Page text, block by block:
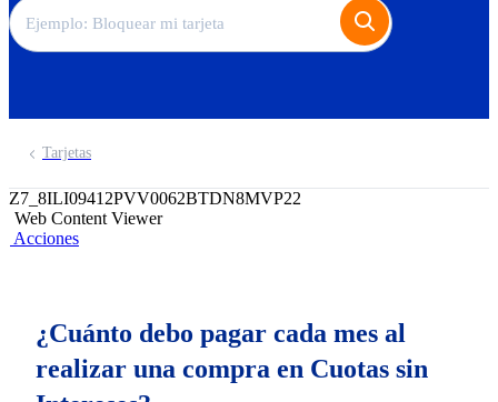
Tarjetas
Z7_8ILI09412PVV0062BTDN8MVP22
Web Content Viewer
Acciones
¿Cuánto debo pagar cada mes al
realizar una compra en Cuotas sin